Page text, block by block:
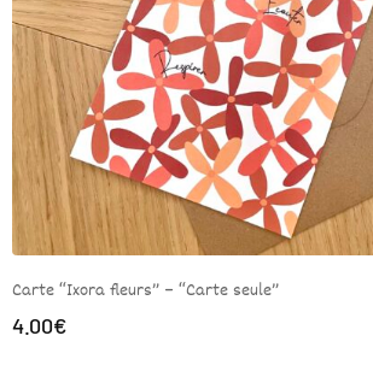
Carte “Ixora fleurs” – “Carte seule”
4.00€